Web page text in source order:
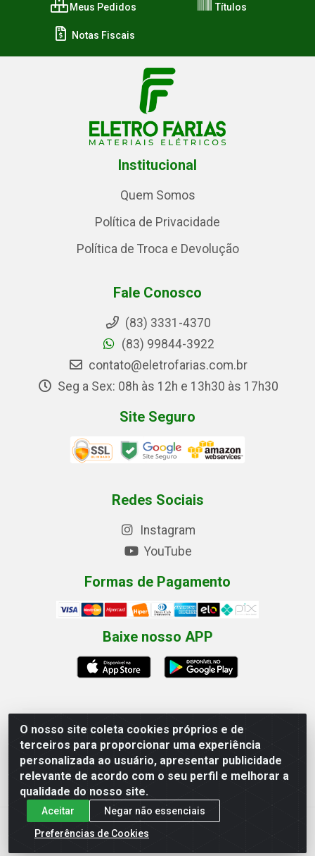
O nosso site coleta cookies próprios e de
terceiros para proporcionar uma experiência
personalizada ao usuário, apresentar publicidade
relevante de acordo com o seu perfil e melhorar a
qualidade do nosso site.
Aceitar
Negar não essenciais
Preferências de Cookies
Meus Pedidos Títulos
Notas Fiscais
Institucional
Quem Somos
Política de Privacidade
Política de Troca e Devolução
Fale Conosco
(83) 3331-4370
(83) 99844-3922
contato@eletrofarias.com.br
Seg a Sex: 08h às 12h e 13h30 às 17h30
Site Seguro
Redes Sociais
Instagram
YouTube
Formas de Pagamento
Baixe nosso APP
Eletrofarias Materiais Eletricos - Av. Jorn. Assis
Chateaubriand, 2500 - Distrito Industrial, Campina
Grande/PB - CEP 58.410-062 - CNPJ 12.110.462/0001-
40